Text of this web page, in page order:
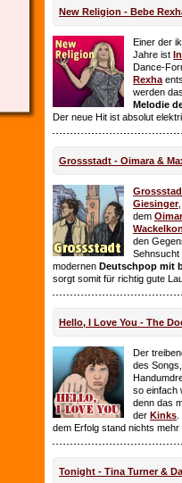
New Religion - Bebe
Einer der
Jahre ist
Dance-
Rexha
werden
Melodie
Der neue Hit ist absolut
Grossstadt - Oimara &
Giesinger
dem
den
Sehnsucht
modernen Deutschpop mit
sorgt somit für richtig gute
Hello, I Love You - The
Der
des
so einfach
denn das
der Kinks
dem Erfolg stand nichts mehr
Tonight - Tina Turner &